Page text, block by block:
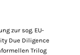
zur sog. EU-
Due Diligence
Trilog